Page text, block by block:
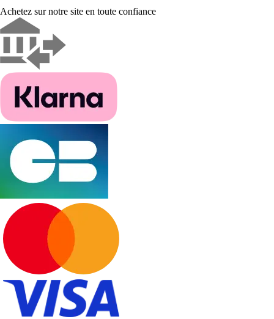
Achetez sur notre site en toute confiance